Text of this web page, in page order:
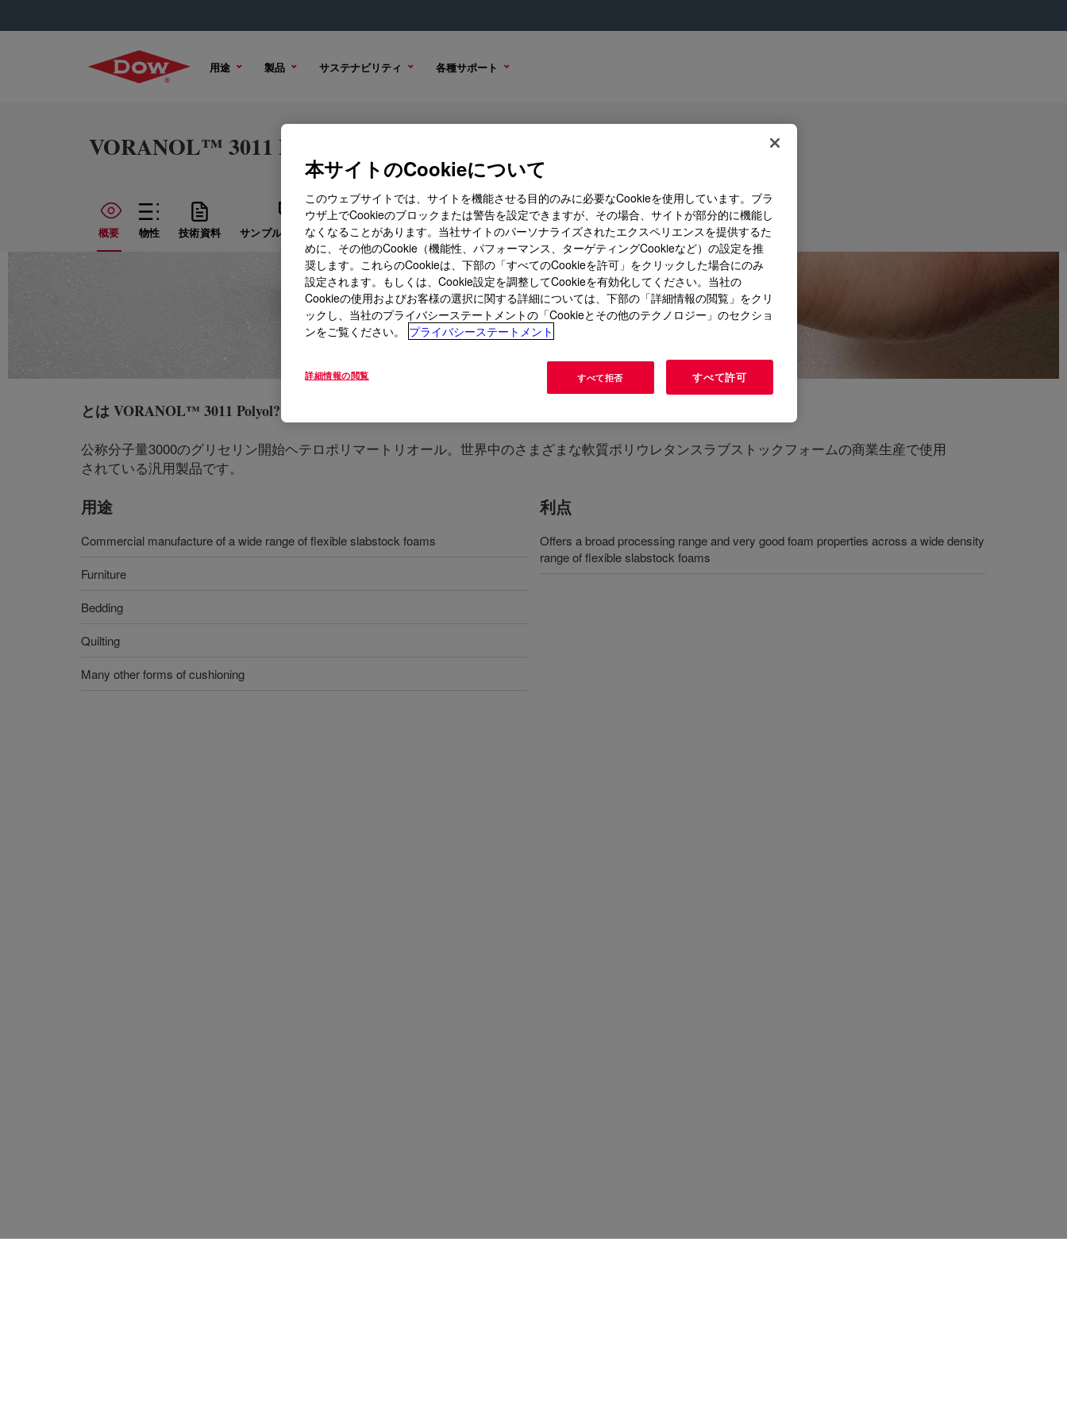
用途 製品 サステナビリティ 各種サポート
VORANOL™ 3011 Polyol
概要 物性 技術資料 サンプル オプション 購入オプション
とはVORANOL™ 3011 Polyol?
公称分子量3000のグリセリン開始ヘテロポリマートリオール。世界中のさまざまな軟質ポリウレタンスラブストックフォームの商業生産で使用
されている汎用製品です。
用途
Commercial manufacture of a wide range of flexible slabstock foams
Furniture
Bedding
Quilting
Many other forms of cushioning
利点
Offers a broad processing range and very good foam properties across a wide density
range of flexible slabstock foams
本サイトのCookieについて
このウェブサイトでは、サイトを機能させる目的のみに必要なCookieを使用しています。ブラ
ウザ上でCookieのブロックまたは警告を設定できますが、その場合、サイトが部分的に機能し
なくなることがあります。当社サイトのパーソナライズされたエクスペリエンスを提供するた
めに、その他のCookie（機能性、パフォーマンス、ターゲティングCookieなど）の設定を推
奨します。これらのCookieは、下部の「すべてのCookieを許可」をクリックした場合にのみ
設定されます。もしくは、Cookie設定を調整してCookieを有効化してください。当社の
Cookieの使用およびお客様の選択に関する詳細については、下部の「詳細情報の閲覧」をクリ
ックし、当社のプライバシーステートメントの「Cookieとその他のテクノロジー」のセクショ
ンをご覧ください。
プライバシーステートメント
詳細情報の閲覧 すべて拒否 すべて許可